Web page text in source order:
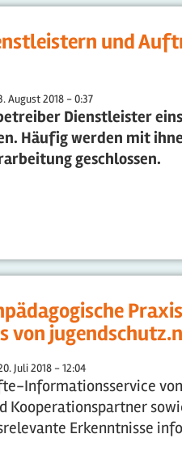
und
August 2018 - 0:37
Dienstleister
Häufig werden mit
geschlossen.
von
Juli 2018 - 12:04
Informationsservice
Kooperationspartner
Erkenntnisse